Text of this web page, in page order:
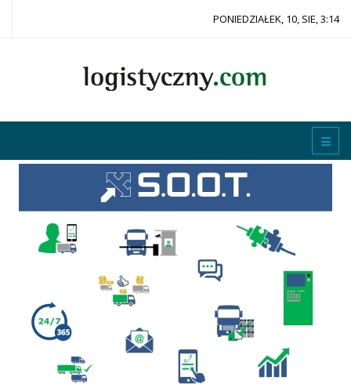
PONIEDZIAŁEK, 10, SIE, 3:14